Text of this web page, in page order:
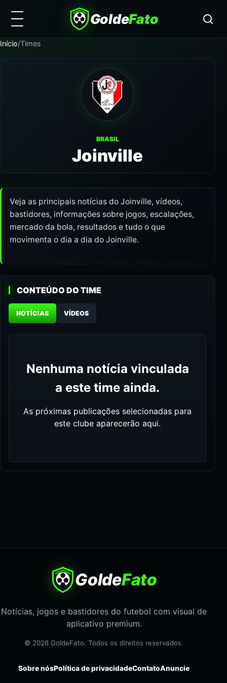
GoldeFato
Início/Times
BRASIL
Joinville
Veja as principais notícias do Joinville, vídeos,
bastidores, informações sobre jogos, escalações,
mercado da bola, resultados e tudo o que
movimenta o dia a dia do Joinville.
CONTEÚDO DO TIME
NOTÍCIAS VÍDEOS
Nenhuma notícia vinculada
a este time ainda.
As próximas publicações selecionadas para
este clube aparecerão aqui.
GoldeFato
Notícias, jogos e bastidores do futebol com visual de
aplicativo premium.
© 2026 GoldeFato. Todos os direitos reservados.
Sobre nósPolítica de privacidadeContatoAnuncie